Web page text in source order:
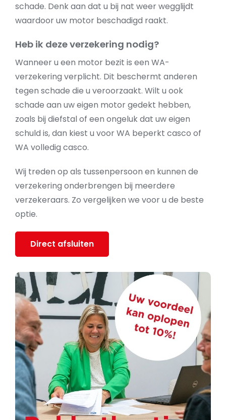
schade. Denk aan dat u bij nat weer wegglijdt
waardoor uw motor beschadigd raakt.
Heb ik deze verzekering nodig?
Wanneer u een motor bezit is een WA-
verzekering verplicht. Dit beschermt anderen
tegen schade die u veroorzaakt. Wilt u ook
schade aan uw eigen motor gedekt hebben,
zoals bij diefstal of een ongeluk dat uw eigen
schuld is, dan kiest u voor WA beperkt casco of
WA volledig casco.
Wij treden op als tussenpersoon en kunnen de
verzekering onderbrengen bij meerdere
verzekeraars. Zo vergelijken we voor u de beste
optie.
Direct afsluiten